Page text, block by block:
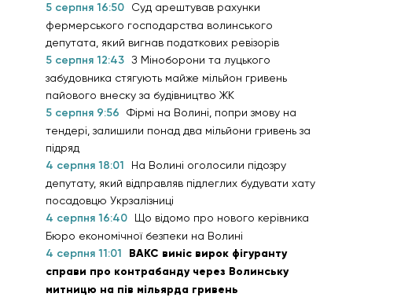
5 серпня 16:50
Суд арештував рахунки
фермерського господарства волинського
депутата, який вигнав податкових ревізорів
5 серпня 12:43 З Міноборони та луцького
забудовника стягують майже мільйон гривень
пайового внеску за будівництво ЖК
5 серпня 9:56
Фірмі на Волині, попри змову на
тендері, залишили понад два мільйони гривень за
підряд
4 серпня 18:01
На Волині оголосили підозру
депутату, який відправляв підлеглих будувати хату
посадовцю Укрзалізниці
4 серпня 16:40
Що відомо про нового керівника
Бюро економічної безпеки на Волині
4 серпня 11:01
ВАКС виніс вирок фігуранту
справи про контрабанду через Волинську
митницю на пів мільярда гривень